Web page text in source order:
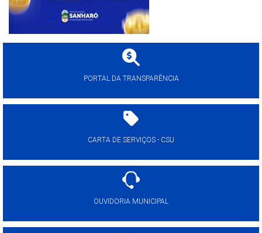
PORTAL DA TRANSPARÊNCIA
CARTA DE SERVIÇOS - CSU
OUVIDORIA MUNICIPAL